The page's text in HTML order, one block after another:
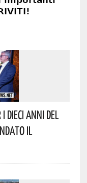
Dieci Anni Del
Il